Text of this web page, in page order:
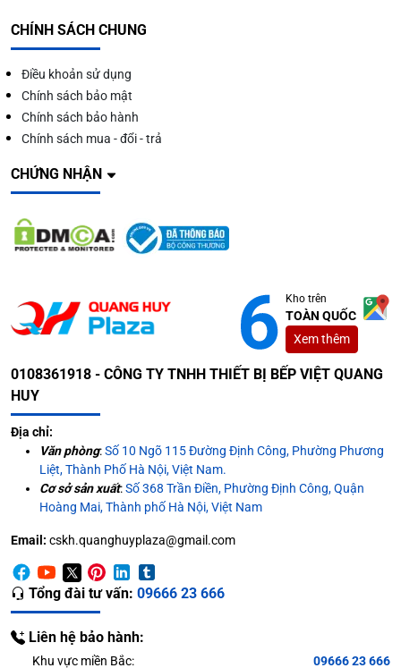
CHÍNH SÁCH CHUNG
Điều khoản sử dụng
Chính sách bảo mật
Chính sách bảo hành
Chính sách mua - đổi - trả
CHỨNG NHẬN
Kho trên
TOÀN QUỐC
Xem thêm
0108361918 - CÔNG TY TNHH THIẾT BỊ BẾP VIỆT QUANG
HUY
Địa chỉ:
Văn phòng:Số 10 Ngõ 115 Đường Định Công, Phường Phương
Liệt, Thành Phố Hà Nội, Việt Nam.
Cơ sở sản xuất:Số 368 Trần Điền, Phường Định Công, Quận
Hoàng Mai, Thành phố Hà Nội, Việt Nam
Email: cskh.quanghuyplaza@gmail.com
Tổng đài tư vấn: 09666 23 666
Liên hệ bảo hành:
Khu vực miền Bắc: 09666 23 666